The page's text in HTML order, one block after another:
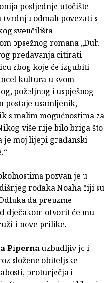
posljednje utočište
odmah povezati s
sveučilišta
opsežnog romana „Duh
predavanja citirati
zbog koje će izgubiti
kultura u svom
poželjnog i uspješnog
postaje usamljenik,
s malim mogućnostima za
više nije bilo briga što
je moj lijepi građanski
pozvan je u
rođaka Noaha čiji su
da preuzme
dječakom otvorit će mu
nove prilike.
Pipernauzbudljiv je i
složene obiteljske
proturječja i